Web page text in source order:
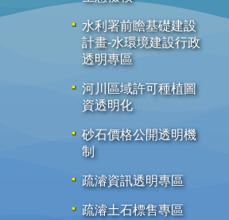
水利署前瞻基礎建設
計畫-水環境建設行政
透明專區
河川區域許可種植圖
資透明化
砂石價格公開透明機
制
疏濬資訊透明專區
疏濬土石標售專區